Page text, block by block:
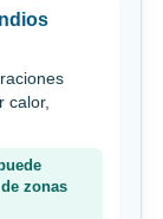
calor,
zonas